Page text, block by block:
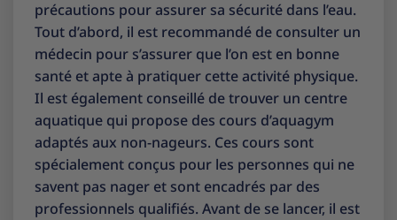
précautions pour assurer sa sécurité dans l’eau.
Tout d’abord, il est recommandé de consulter un
médecin pour s’assurer que l’on est en bonne
santé et apte à pratiquer cette activité physique.
Il est également conseillé de trouver un centre
aquatique qui propose des cours d’aquagym
adaptés aux non-nageurs. Ces cours sont
spécialement conçus pour les personnes qui ne
savent pas nager et sont encadrés par des
professionnels qualifiés. Avant de se lancer, il est